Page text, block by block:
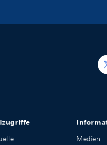
Medien